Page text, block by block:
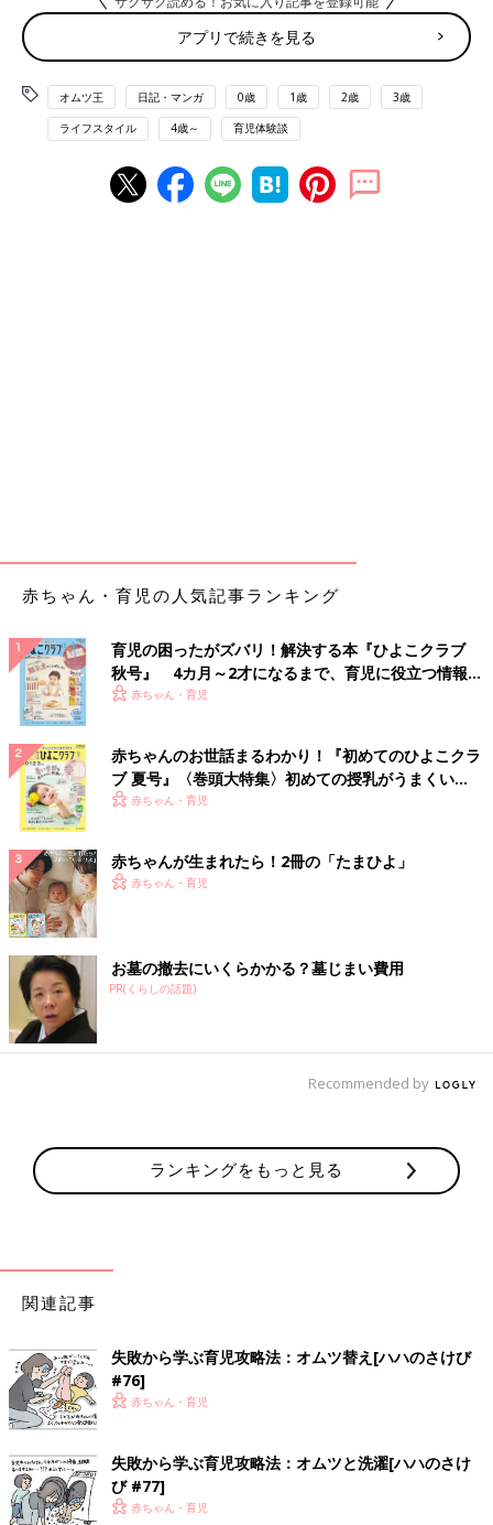
なんとその後黄昏泣きではなく黄昏笑いにッ！！
いったんスイッチが入るとボールが転げただけでケタケタ笑い続
けます。
ただその単調な動きをやらされているほうはというと・・・。
・・・昔封筒に紙を折って入れるだけのバイトをやっていた頃を
思い出しました。
あまりにもしんどいのでパソコン入力の作業をやらせてもらって
いたら、
とを思い出して心を痛めています。
さて！ここから息子の絵柄が変わります。息子も成長しました！
玉ねぎボーイから斜めふさふさボーイに変わります。
今後ともオムツ王をよろしくお願いします。
ー連載第42回に続きます。お楽しみに！ー
アプリで続きを見る
オムツ王 日記・マンガ 0歳 1歳 2歳 3歳
ライフスタイル 4歳～ 育児体験談
赤ちゃん・育児の人気記事ランキング
育児の困ったがズバリ！解決する本『ひよこクラブ
秋号』 4カ月～2才になるまで、育児に役立つ情報が
いっぱい！
赤ちゃん・育児
赤ちゃんのお世話まるわかり！『初めてのひよこクラ
ブ 夏号』〈巻頭大特集〉初めての授乳がうまくい
く！ おっぱい・ミルクの基本と夏のトラブル 解決テ
赤ちゃん・育児
赤ちゃんが生まれたら！2冊の「たまひよ」
赤ちゃん・育児
お墓の撤去にいくらかかる？墓じまい費用
PR(くらしの話題)
Recommended by
ランキングをもっと見る
関連記事
失敗から学ぶ育児攻略法：オムツ替え[ハハのさけび
#76]
赤ちゃん・育児
失敗から学ぶ育児攻略法：オムツと洗濯[ハハのさけ
び #77]
赤ちゃん・育児